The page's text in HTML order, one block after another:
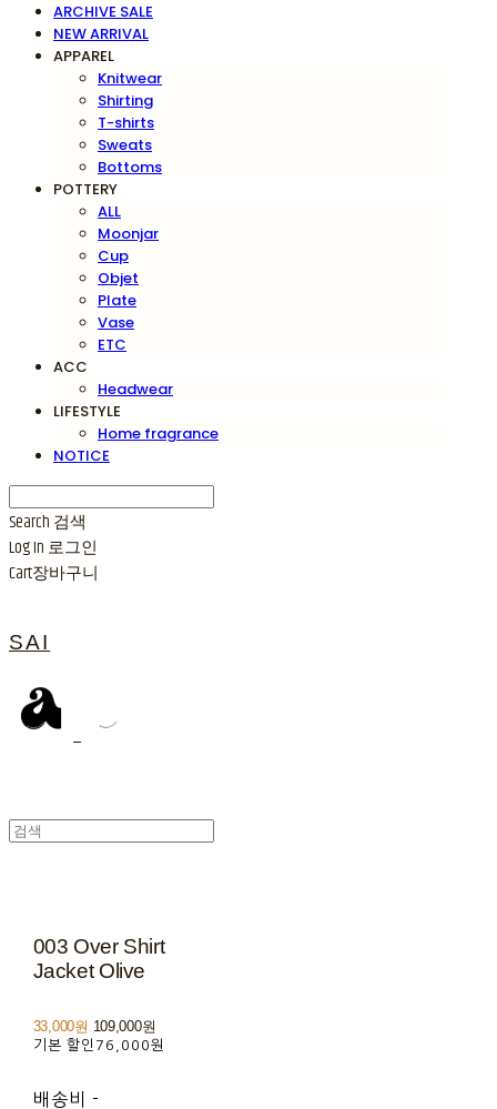
ARCHIVE SALE
NEW ARRIVAL
APPAREL
Knitwear
Shirting
T-shirts
Sweats
Bottoms
POTTERY
ALL
Moonjar
Cup
Objet
Plate
Vase
ETC
ACC
Headwear
LIFESTYLE
Home fragrance
NOTICE
Search 검색
Log In 로그인
Cart장바구니
SAI
003 Over Shirt
Jacket Olive
33,000원 109,000원
기본 할인 76,000원
배송비-